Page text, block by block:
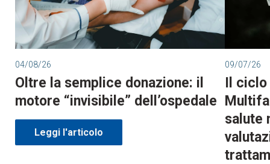
04/08/26
Oltre la semplice donazione: il
motore “invisibile” dell’ospedale
Leggi l'articolo
09/07/26
Il ciclo
salute